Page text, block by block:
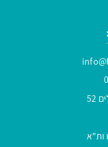
ות”א